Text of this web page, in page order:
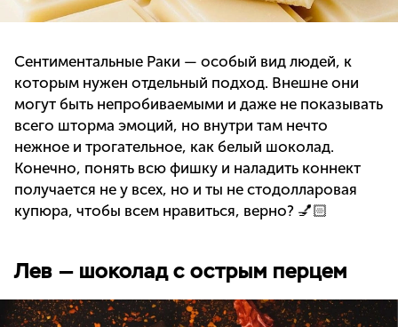
Сентиментальные Раки — особый вид людей, к
которым нужен отдельный подход. Внешне они
могут быть непробиваемыми и даже не показывать
всего шторма эмоций, но внутри там нечто
нежное и трогательное, как белый шоколад.
Конечно, понять всю фишку и наладить коннект
получается не у всех, но и ты не стодолларовая
купюра, чтобы всем нравиться, верно? 💅🏻
Лев — шоколад с острым перцем